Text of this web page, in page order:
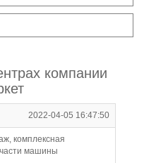
компании
2022-04-05 16:47:50
комплексная
машины